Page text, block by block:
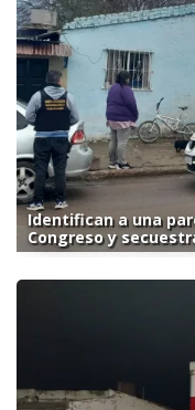
Identifican a una
Congreso y